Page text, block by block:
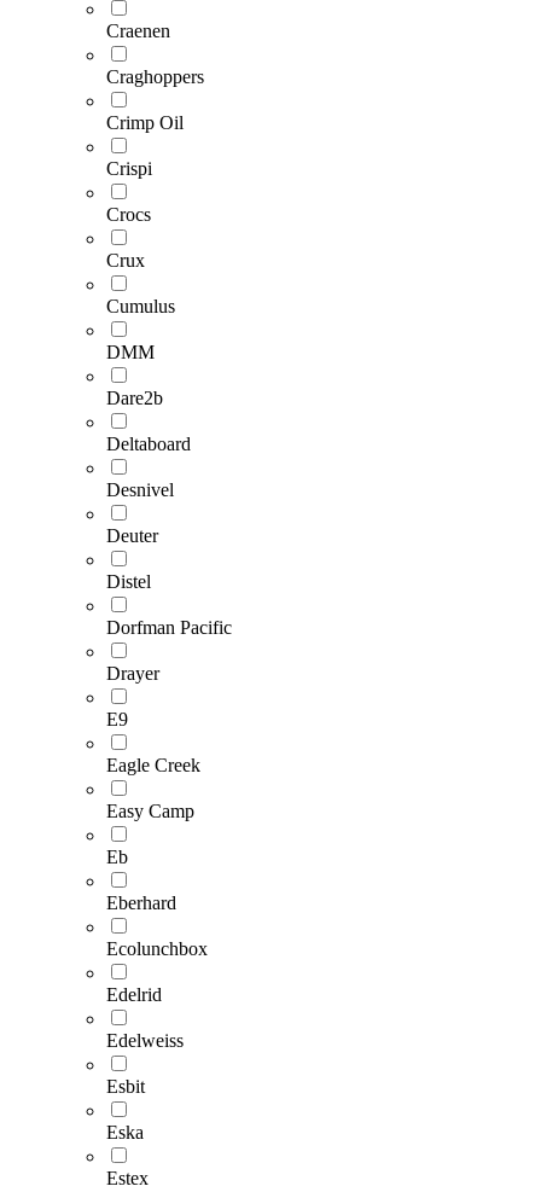
Craenen
Craghoppers
Crimp Oil
Crispi
Crocs
Crux
Cumulus
DMM
Dare2b
Deltaboard
Desnivel
Deuter
Distel
Dorfman Pacific
Drayer
E9
Eagle Creek
Easy Camp
Eb
Eberhard
Ecolunchbox
Edelrid
Edelweiss
Esbit
Eska
Estex